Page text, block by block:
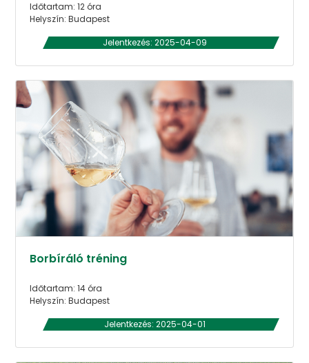
Időtartam: 12 óra
Helyszín: Budapest
Jelentkezés: 2025-04-09
Borbíráló tréning
Időtartam: 14 óra
Helyszín: Budapest
Jelentkezés: 2025-04-01